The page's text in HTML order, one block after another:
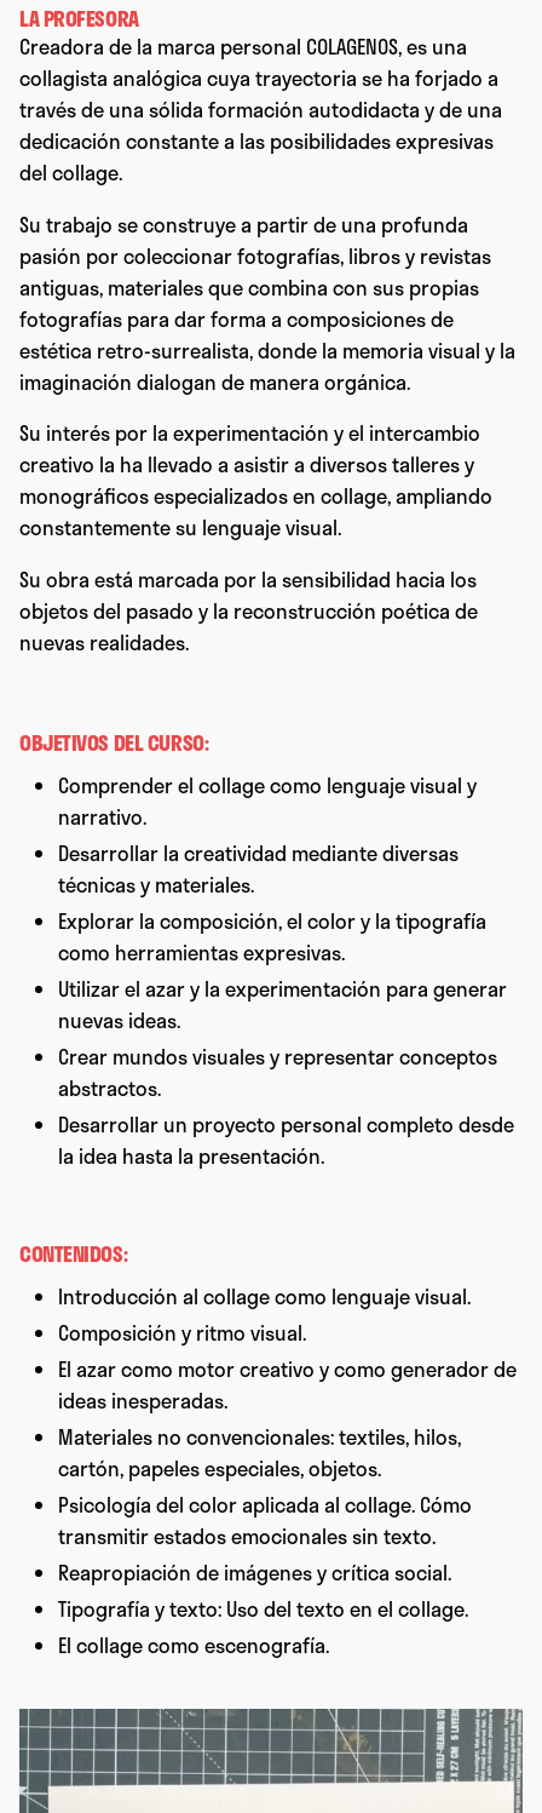
LA PROFESORA
Creadora de la marca personal COLAGENOS, es una
collagista analógica cuya trayectoria se ha forjado a
través de una sólida formación autodidacta y de una
dedicación constante a las posibilidades expresivas
del collage.
Su trabajo se construye a partir de una profunda
pasión por coleccionar fotografías, libros y revistas
antiguas, materiales que combina con sus propias
fotografías para dar forma a composiciones de
estética retro-surrealista, donde la memoria visual y la
imaginación dialogan de manera orgánica.
Su interés por la experimentación y el intercambio
creativo la ha llevado a asistir a diversos talleres y
monográficos especializados en collage, ampliando
constantemente su lenguaje visual.
Su obra está marcada por la sensibilidad hacia los
objetos del pasado y la reconstrucción poética de
nuevas realidades.
OBJETIVOS DEL CURSO:
Comprender el collage como lenguaje visual y
narrativo.
Desarrollar la creatividad mediante diversas
técnicas y materiales.
Explorar la composición, el color y la tipografía
como herramientas expresivas.
Utilizar el azar y la experimentación para generar
nuevas ideas.
Crear mundos visuales y representar conceptos
abstractos.
Desarrollar un proyecto personal completo desde
la idea hasta la presentación.
CONTENIDOS:
Introducción al collage como lenguaje visual.
Composición y ritmo visual.
El azar como motor creativo y como generador de
ideas inesperadas.
Materiales no convencionales: textiles, hilos,
cartón, papeles especiales, objetos.
Psicología del color aplicada al collage. Cómo
transmitir estados emocionales sin texto.
Reapropiación de imágenes y crítica social.
Tipografía y texto: Uso del texto en el collage.
El collage como escenografía.